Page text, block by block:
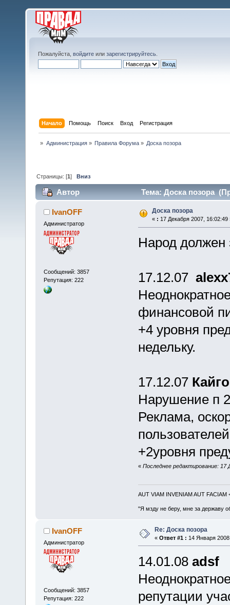
Пожалуйста, войдите или зарегистрируйтесь
Начало Помощь Поиск Вход Регистрация
» Администрация» Правила Форума» Доска позора
Страницы: [1]Вниз
Автор Тема: Доска позора
IvanOFF
Администратор
Сообщений: 3857
Репутация: 222
Доска позора
« : 17 Декабря 2007, 16:02:49
Народ должен
17.12.07
финансовой
+4 уровня
недельку.
17.12.07
Нарушение п
Реклама,
+2уровня
« Последнее редактирование: 17
AUT VIAM INVENIAM AUT FACIAM
"Я мзду не беру, мне за державу
IvanOFF
Администратор
Сообщений: 3857
Репутация: 222
Re: Доска позора
« Ответ #1 : 14 Января
14.01.08 adsf
репутации